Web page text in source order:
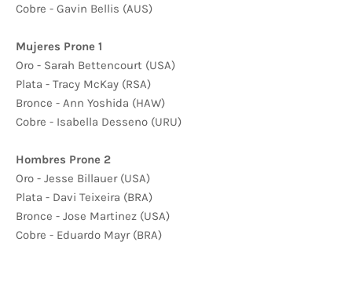
Cobre - Gavin Bellis (AUS)
Mujeres Prone 1
Oro - Sarah Bettencourt (USA)
Plata - Tracy McKay (RSA)
Bronce - Ann Yoshida (HAW)
Cobre - Isabella Desseno (URU)
Hombres Prone 2
Oro - Jesse Billauer (USA)
Plata - Davi Teixeira (BRA)
Bronce - Jose Martinez (USA)
Cobre - Eduardo Mayr (BRA)